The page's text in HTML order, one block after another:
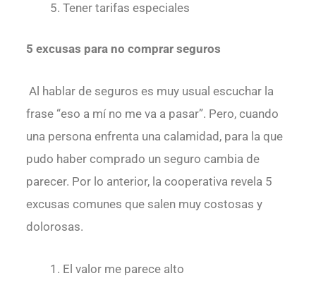
Tener tarifas especiales
5 excusas para no comprar seguros
Al hablar de seguros es muy usual escuchar la
frase “eso a mí no me va a pasar”. Pero, cuando
una persona enfrenta una calamidad, para la que
pudo haber comprado un seguro cambia de
parecer. Por lo anterior, la cooperativa revela 5
excusas comunes que salen muy costosas y
dolorosas.
El valor me parece alto